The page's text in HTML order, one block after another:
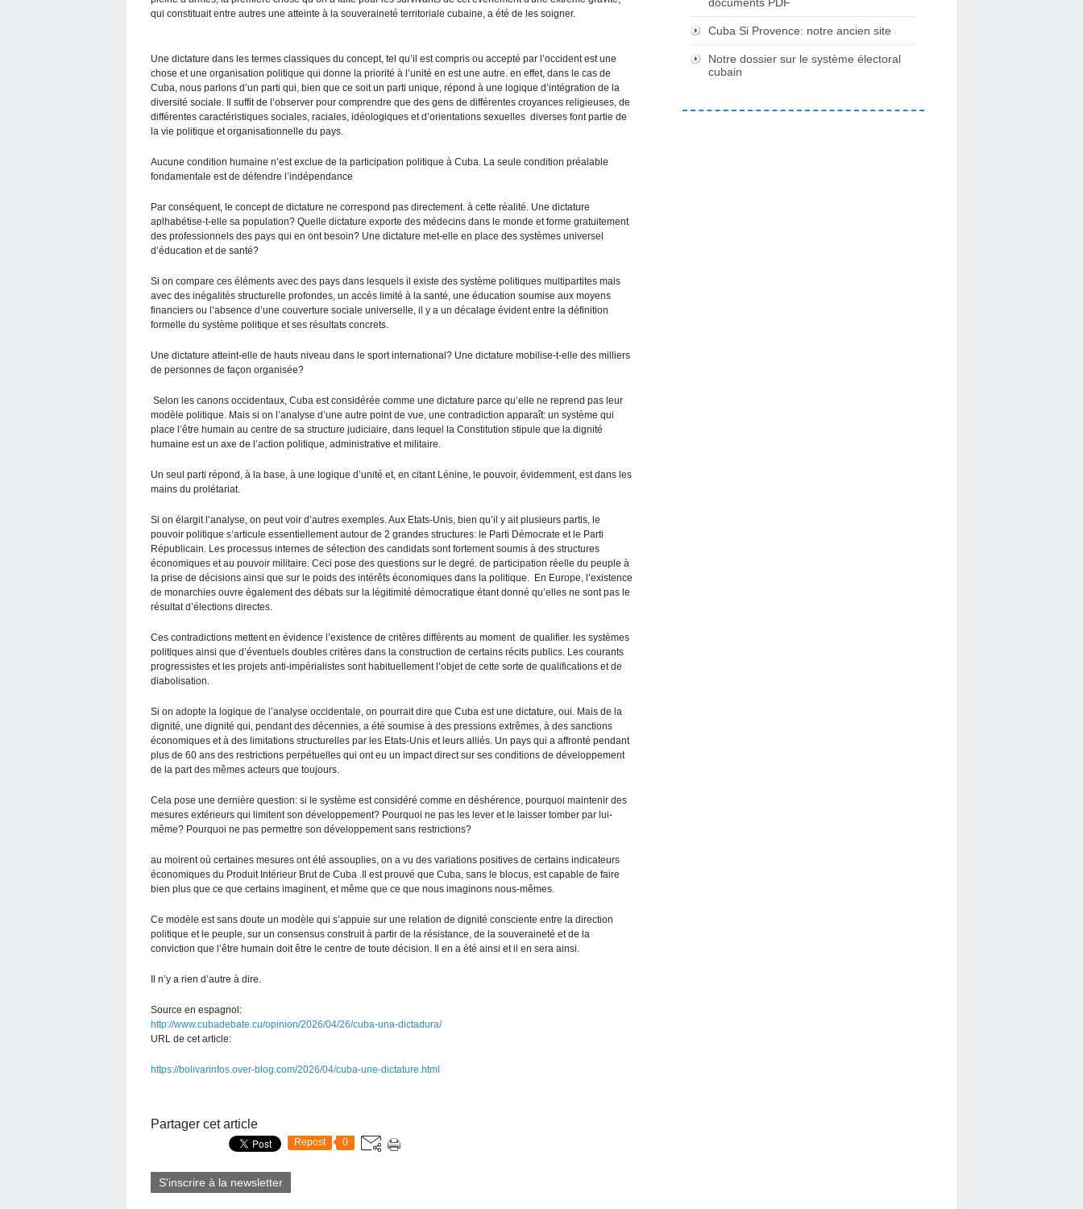
qui constituait entre autres une atteinte à la souveraineté territoriale cubaine, a été de les soigner.
Une dictature dans les termes classiques du concept, tel qu’il est compris ou accepté par l’occident est une
chose et une organisation politique qui donne la priorité à l’unité en est une autre. en effet, dans le cas de
Cuba, nous parlons d’un parti qui, bien que ce soit un parti unique, répond à une logique d’intégration de la
diversité sociale. Il suffit de l’observer pour comprendre que des gens de différentes croyances religieuses, de
différentes caractéristiques sociales, raciales, idéologiques et d’orientations sexuelles diverses font partie de
la vie politique et organisationnelle du pays.
Aucune condition humaine n’est exclue de la participation politique à Cuba. La seule condition préalable
fondamentale est de défendre l’indépendance
Par conséquent, le concept de dictature ne correspond pas directement. à cette réalité. Une dictature
aplhabétise-t-elle sa population? Quelle dictature exporte des médecins dans le monde et forme gratuitement
des professionnels des pays qui en ont besoin? Une dictature met-elle en place des systèmes universel
d’éducation et de santé?
Si on compare ces éléments avec des pays dans lesquels il existe des système politiques multipartites mais
avec des inégalités structurelle profondes, un accès limité à la santé, une éducation soumise aux moyens
financiers ou l’absence d’une couverture sociale universelle, il y a un décalage évident entre la définition
formelle du système politique et ses résultats concrets.
Une dictature atteint-elle de hauts niveau dans le sport international? Une dictature mobilise-t-elle des milliers
de personnes de façon organisée?
Selon les canons occidentaux, Cuba est considérée comme une dictature parce qu’elle ne reprend pas leur
modèle politique. Mais si on l’analyse d’une autre point de vue, une contradiction apparaît: un système qui
place l’être humain au centre de sa structure judiciaire, dans lequel la Constitution stipule que la dignité
humaine est un axe de l’action politique, administrative et militaire.
Un seul parti répond, à la base, à une logique d’unité et, en citant Lénine, le pouvoir, évidemment, est dans les
mains du prolétariat.
Si on élargit l’analyse, on peut voir d’autres exemples. Aux Etats-Unis, bien qu’il y ait plusieurs partis, le
pouvoir politique s’articule essentiellement autour de 2 grandes structures: le Parti Démocrate et le Parti
Républicain. Les processus internes de sélection des candidats sont fortement soumis à des structures
économiques et au pouvoir militaire. Ceci pose des questions sur le degré. de participation réelle du peuple à
la prise de décisions ainsi que sur le poids des intérêts économiques dans la politique. En Europe, l’existence
de monarchies ouvre également des débats sur la légitimité démocratique étant donné qu’elles ne sont pas le
résultat d’élections directes.
Ces contradictions mettent en évidence l’existence de critères différents au moment de qualifier. les systèmes
politiques ainsi que d’éventuels doubles critères dans la construction de certains récits publics. Les courants
progressistes et les projets anti-impérialistes sont habituellement l’objet de cette sorte de qualifications et de
diabolisation.
Si on adopte la logique de l’analyse occidentale, on pourrait dire que Cuba est une dictature, oui. Mais de la
dignité, une dignité qui, pendant des décennies, a été soumise à des pressions extrêmes, à des sanctions
économiques et à des limitations structurelles par les Etats-Unis et leurs alliés. Un pays qui a affronté pendant
plus de 60 ans des restrictions perpétuelles qui ont eu un impact direct sur ses conditions de développement
de la part des mêmes acteurs que toujours.
Cela pose une dernière question: si le système est considéré comme en déshérence, pourquoi maintenir des
mesures extérieurs qui limitent son développement? Pourquoi ne pas les lever et le laisser tomber par lui-
même? Pourquoi ne pas permettre son développement sans restrictions?
au moirent où certaines mesures ont été assouplies, on a vu des variations positives de certains indicateurs
économiques du Produit Intérieur Brut de Cuba .Il est prouvé que Cuba, sans le blocus, est capable de faire
bien plus que ce que certains imaginent, et même que ce que nous imaginons nous-mêmes.
Ce modèle est sans doute un modèle qui s’appuie sur une relation de dignité consciente entre la direction
politique et le peuple, sur un consensus construit à partir de la résistance, de la souveraineté et de la
conviction que l’être humain doit être le centre de toute décision. Il en a été ainsi et il en sera ainsi.
Il n’y a rien d’autre à dire.
Source en espagnol:
http://www.cubadebate.cu/opinion/2026/04/26/cuba-una-dictadura/
URL de cet article:
https://bolivarinfos.over-blog.com/2026/04/cuba-une-dictature.html
Partager cet article
Repost 0
S'inscrire à la newsletter
Cuba Si Provence: notre ancien site
Notre dossier sur le système électoral
cubain